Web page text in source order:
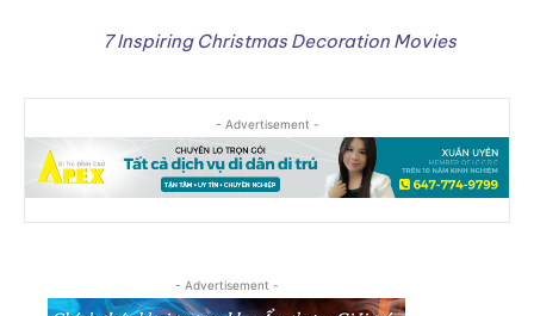
7 Inspiring Christmas Decoration Movies
- Advertisement -
- Advertisement -